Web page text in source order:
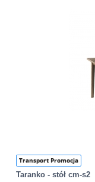
Transport Promocja
Taranko - stół cm-s2